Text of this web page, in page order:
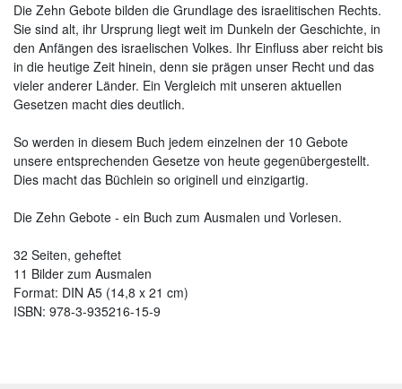
Die Zehn Gebote bilden die Grundlage des israelitischen Rechts.
Sie sind alt, ihr Ursprung liegt weit im Dunkeln der Geschichte, in
den Anfängen des israelischen Volkes. Ihr Einfluss aber reicht bis
in die heutige Zeit hinein, denn sie prägen unser Recht und das
vieler anderer Länder. Ein Vergleich mit unseren aktuellen
Gesetzen macht dies deutlich.
So werden in diesem Buch jedem einzelnen der 10 Gebote
unsere entsprechenden Gesetze von heute gegenübergestellt.
Dies macht das Büchlein so originell und einzigartig.
Die Zehn Gebote - ein Buch zum Ausmalen und Vorlesen.
32 Seiten, geheftet
11 Bilder zum Ausmalen
Format: DIN A5 (14,8 x 21 cm)
ISBN: 978-3-935216-15-9